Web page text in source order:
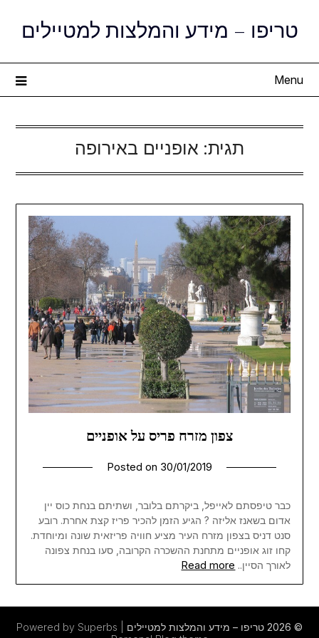
טריפו – מידע והמלצות למטיילים
Menu
תגית: אופניים באירופה
צפון מזרח פריס על אופניים
Posted on 30/01/2019
כבר טיפסתם לאייפל, ביקרתם בלובר, ושתיתם בנחת כוס יין
אדום בשאנז אליזה ? הגיע הזמן להכיר פריז קצת אחרת. רובע
סנט דניס בצפון מזרח העיר מציע חוויה פריזאית שונה ומיוחדת.
קחו זוג אופניים מתחנת ההשכרה הקרובה, סעו בנחת צפונה
לאורך הסיין.. Read more
© 2026 טריפו – מידע והמלצות למטיילים